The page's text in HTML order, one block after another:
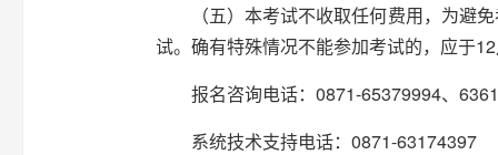
（五）本考试不收取任何费用，为避
试。确有特殊情况不能参加考试的，应于
报名咨询电话：0871-65379994、
系统技术支持电话：0871-63174397